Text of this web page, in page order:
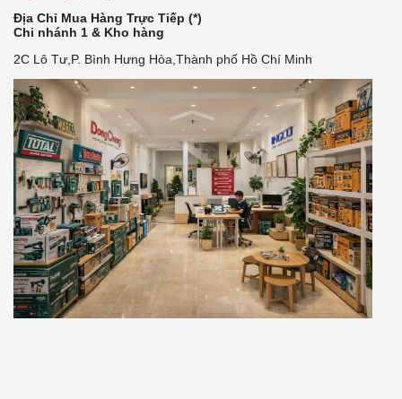
Địa Chỉ Mua Hàng Trực Tiếp (*)
Chi nhánh 1 & Kho hàng
2C Lô Tư,P. Bình Hưng Hòa,Thành phố Hồ Chí Minh